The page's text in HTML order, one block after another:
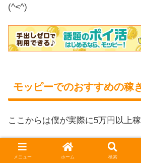
(^<^)
モッピーでのおすすめの稼
ここからは僕が実際に5万円以上稼
稼ぐための考え方を書いていきま
メニュー ホーム 検索